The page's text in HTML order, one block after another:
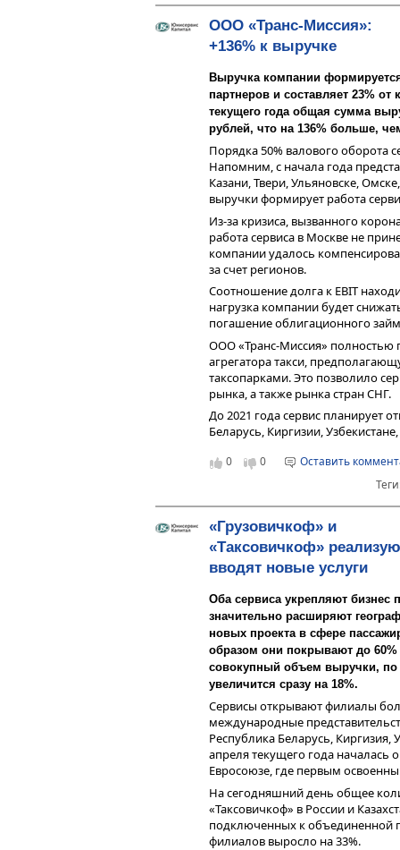
Оборот сервиса
рублей. Из них 71%
корпоративным
3% составляет прочая
Операционная прибыль
рублей: несмотря на
сохраняет положительную
на лизинг и обслуживание
По состоянию на июнь
партнеров «Таксовичкоф»
передано водителям в
Выручка ООО «Транс-
рентабельность — 11,9%,
рентабельность по
Долговая нагрузка ООО
долг/выручка — 0,55х;
темпы прироста
связано с влиянием
Стратегия развития
автопарка и расширение
СНГ.
ООО «Транс-Миссия»:
+136% к выручке
Выручка компании формируется
партнеров и составляет 23% от
текущего года общая сумма
рублей, что на 136% больше,
Порядка 50% валового оборота
Напомним, с начала года
Казани, Твери, Ульяновске,
выручки формирует работа
Из-за кризиса, вызванного
работа сервиса в Москве не
компании удалось
за счет регионов.
Соотношение долга к EBIT
нагрузка компании будет
погашение облигационного
ООО «Транс-Миссия» полностью
агрегатора такси,
таксопарками. Это позволило
рынка, а также рынка стран СНГ.
До 2021 года сервис планирует
Беларусь, Киргизии,
0 0
Оставить
«Грузовичкоф» и
«Таксовичкоф»
вводят новые услуги
Оба сервиса укрепляют
значительно расширяют
новых проекта в сфере
образом они покрывают до 60%
совокупный объем выручки,
увеличится сразу на 18%.
Сервисы открывают филиалы
международные
Республика Беларусь, Киргизия,
апреля текущего года началась
Евросоюзе, где первым
На сегодняшний день общее
«Таксовичкоф» в России и
подключенных к объединенной
филиалов выросло на 33%.